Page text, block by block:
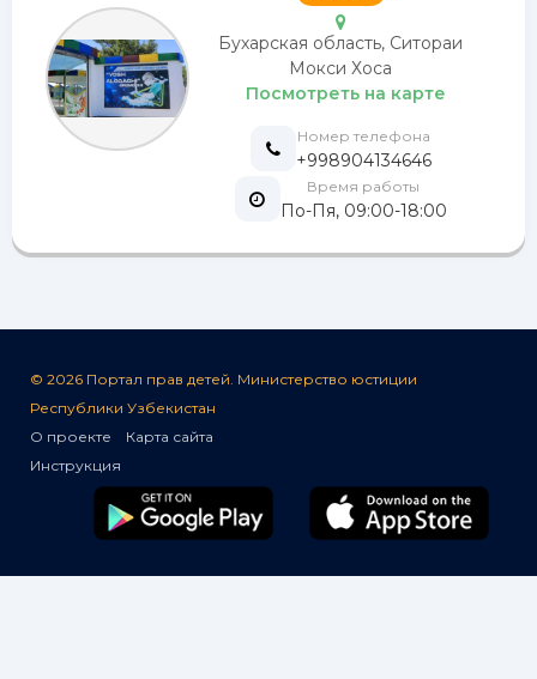
Бухарская область, Ситораи
Мокси Хоса
Посмотреть на карте
Номер телефона
+998904134646
Время работы
По-Пя, 09:00-18:00
© 2026 Портал прав детей. Министерство юстиции
Республики Узбекистан
О проекте
Карта сайта
Инструкция